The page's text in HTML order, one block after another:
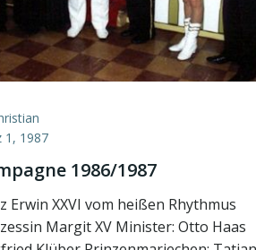
1, 1987
1986/1987
Erwin XXVI vom heißen Rhythmus
Margit XV Minister: Otto Haas